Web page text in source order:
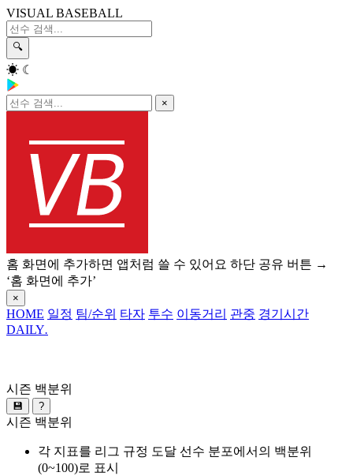
VISUAL BASEBALL
🔍
☀ ☾
×
홈 화면에 추가하면 앱처럼 쓸 수 있어요 하단 공유 버튼 →
‘홈 화면에 추가’
×
HOME 일정 팀/순위 타자 투수 이동거리 관중 경기시간
DAILY.
시즌 백분위
💾 ?
시즌 백분위
각 지표를 리그 규정 도달 선수 분포에서의 백분위
(0~100)로 표시